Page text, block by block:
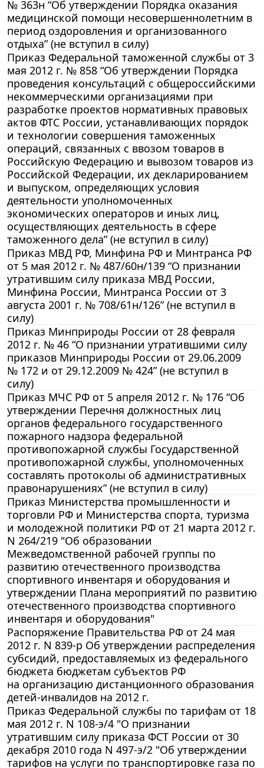
№ 363н “Об утверждении Порядка оказания
медицинской помощи несовершеннолетним в
период оздоровления и организованного
отдыха” (не вступил в силу)
Приказ Федеральной таможенной службы от 3
мая 2012 г. № 858 “Об утверждении Порядка
проведения консультаций с общероссийскими
некоммерческими организациями при
разработке проектов нормативных правовых
актов ФТС России, устанавливающих порядок
и технологии совершения таможенных
операций, связанных с ввозом товаров в
Российскую Федерацию и вывозом товаров из
Российской Федерации, их декларированием
и выпуском, определяющих условия
деятельности уполномоченных
экономических операторов и иных лиц,
осуществляющих деятельность в сфере
таможенного дела” (не вступил в силу)
Приказ МВД РФ, Минфина РФ и Минтранса РФ
от 5 мая 2012 г. № 487/60н/139 “О признании
утратившим силу приказа МВД России,
Минфина России, Минтранса России от 3
августа 2001 г. № 708/61н/126” (не вступил в
силу)
Приказ Минприроды России от 28 февраля
2012 г. № 46 “О признании утратившими силу
приказов Минприроды России от 29.06.2009
№ 172 и от 29.12.2009 № 424” (не вступил в
силу)
Приказ МЧС РФ от 5 апреля 2012 г. № 176 “Об
утверждении Перечня должностных лиц
органов федерального государственного
пожарного надзора федеральной
противопожарной службы Государственной
противопожарной службы, уполномоченных
составлять протоколы об административных
правонарушениях” (не вступил в силу)
Приказ Министерства промышленности и
торговли РФ и Министерства спорта, туризма
и молодежной политики РФ от 21 марта 2012 г.
N 264/219 "Об образовании
Межведомственной рабочей группы по
развитию отечественного производства
спортивного инвентаря и оборудования и
утверждении Плана мероприятий по развитию
отечественного производства спортивного
инвентаря и оборудования"
Распоряжение Правительства РФ от 24 мая
2012 г. N 839-р Об утверждении распределения
субсидий, предоставляемых из федерального
бюджета бюджетам субъектов РФ
на организацию дистанционного образования
детей-инвалидов на 2012 г.
Приказ Федеральной службы по тарифам от 18
мая 2012 г. N 108-э/4 "О признании
утратившим силу приказа ФСТ России от 30
декабря 2010 года N 497-э/2 "Об утверждении
тарифов на услуги по транспортировке газа по